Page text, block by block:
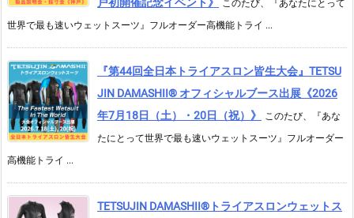
戸初開催記念イベント》
このたび、『あなたにとって
世界で最も速いウェットスーツ』フルオーダー高機能トライ ...
『第44回全日本トライアスロン皆生大会』TETSU
JIN DAMASHII® オフィシャルブース出展《2026
年7月18日（土）・20日（祝）》
このたび、『あな
たにとって世界で最も速いウェットスーツ』フルオーダー
高機能トライ ...
TETSUJIN DAMASHII®︎トライアスロンウェットス